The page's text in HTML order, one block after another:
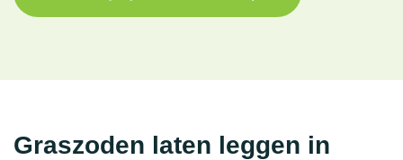
Graszoden laten leggen in